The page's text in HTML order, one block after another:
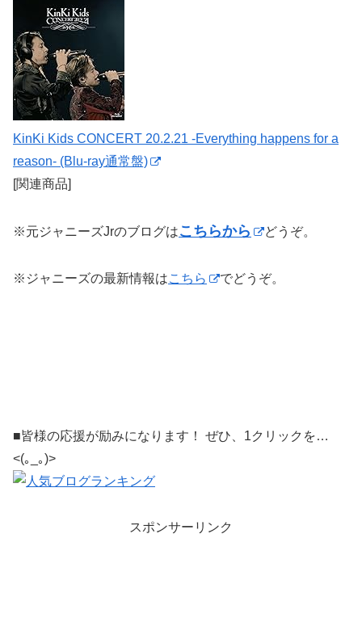
KinKi Kids CONCERT 20.2.21 -Everything happens for a
reason- (Blu-ray通常盤)
[関連商品]
※元ジャニーズJrのブログはこちらから どうぞ。
※ジャニーズの最新情報はこちら でどうぞ。
■皆様の応援が励みになります！ ぜひ、1クリックを…
<(｡_｡)>
スポンサーリンク